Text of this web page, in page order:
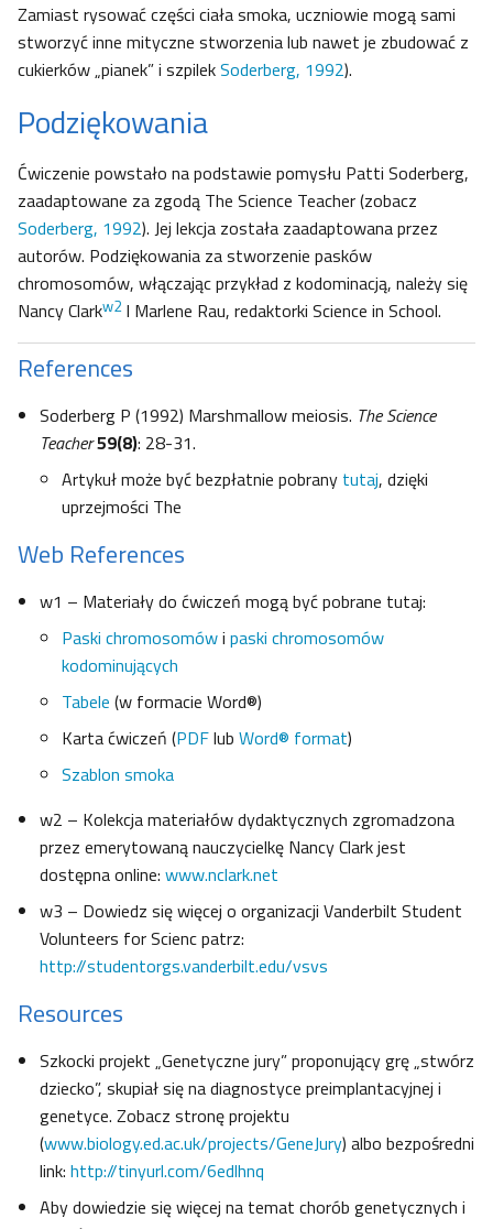
Zamiast rysować części ciała smoka, uczniowie mogą sami
stworzyć inne mityczne stworzenia lub nawet je zbudować z
cukierków „pianek” i szpilekSoderberg, 1992).
Podziękowania
Ćwiczenie powstało na podstawie pomysłu Patti Soderberg,
zaadaptowane za zgodą The Science Teacher (zobacz
Soderberg, 1992). Jej lekcja została zaadaptowana przez
autorów. Podziękowania za stworzenie pasków
chromosomów, włączając przykład z kodominacją, należy się
Nancy Clarkw2I Marlene Rau, redaktorki Science in School.
References
Soderberg P (1992) Marshmallow meiosis. The Science
Teacher59(8): 28-31.
Artykuł może być bezpłatnie pobrany tutaj, dzięki
uprzejmości The
Web References
w1 – Materiały do ćwiczeń mogą być pobrane tutaj:
Paski chromosomówi paski chromosomów
kodominujących
Tabele (w formacie Word®)
Karta ćwiczeń (PDFlub Word® format)
Szablon smoka
w2 – Kolekcja materiałów dydaktycznych zgromadzona
przez emerytowaną nauczycielkę Nancy Clark jest
dostępna online: www.nclark.net
w3 – Dowiedz się więcej o organizacji Vanderbilt Student
Volunteers for Scienc patrz:
http://studentorgs.vanderbilt.edu/vsvs
Resources
Szkocki projekt „Genetyczne jury” proponujący grę „stwórz
dziecko”, skupiał się na diagnostyce preimplantacyjnej i
genetyce. Zobacz stronę projektu
(www.biology.ed.ac.uk/projects/GeneJury) albo bezpośredni
link: http://tinyurl.com/6edlhnq
Aby dowiedzie się więcej na temat chorób genetycznych i